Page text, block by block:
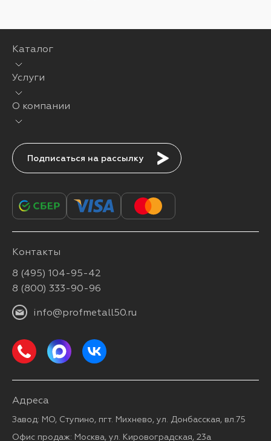
Каталог
Услуги
О компании
Подписаться
Контакты
8 (495) 104-95-42
8 (800) 333-90-96
info@profmetall50.ru
Адреса
Завод: МО, Ступино, пгт. Михнево, ул. Донбасская, вл.75
Офис продаж: Москва, ул. Кировоградская, 23а